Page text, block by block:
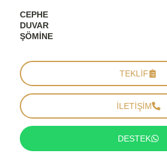
CEPHE
DUVAR
ŞÖMINE
TEKLİF
İLETİŞİM
DESTEK